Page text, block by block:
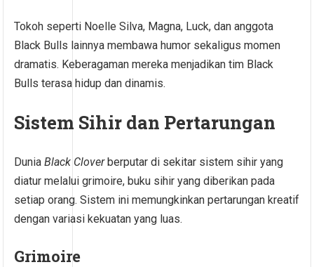
Tokoh seperti Noelle Silva, Magna, Luck, dan anggota
Black Bulls lainnya membawa humor sekaligus momen
dramatis. Keberagaman mereka menjadikan tim Black
Bulls terasa hidup dan dinamis.
Sistem Sihir dan Pertarungan
DuniaBlack Cloverberputar di sekitar sistem sihir yang
diatur melalui grimoire, buku sihir yang diberikan pada
setiap orang. Sistem ini memungkinkan pertarungan kreatif
dengan variasi kekuatan yang luas.
Grimoire